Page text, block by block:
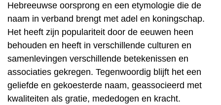
Hebreeuwse oorsprong en een etymologie die de
naam in verband brengt met adel en koningschap.
Het heeft zijn populariteit door de eeuwen heen
behouden en heeft in verschillende culturen en
samenlevingen verschillende betekenissen en
associaties gekregen. Tegenwoordig blijft het een
geliefde en gekoesterde naam, geassocieerd met
kwaliteiten als gratie, mededogen en kracht.